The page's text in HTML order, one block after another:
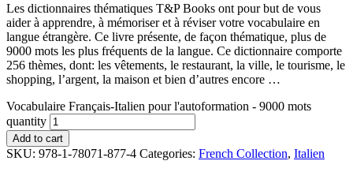
Les dictionnaires thématiques T&P Books ont pour but de vous
aider à apprendre, à mémoriser et à réviser votre vocabulaire en
langue étrangère. Ce livre présente, de façon thématique, plus de
9000 mots les plus fréquents de la langue. Ce dictionnaire comporte
256 thèmes, dont: les vêtements, le restaurant, la ville, le tourisme, le
shopping, l’argent, la maison et bien d’autres encore …
Vocabulaire Français-Italien pour l'autoformation - 9000 mots
quantity
Add to cart
SKU: 978-1-78071-877-4 Categories: French Collection, Italien